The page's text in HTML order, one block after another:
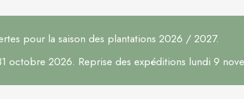
pour la saison des plantations 2026 / 2027.
octobre 2026. Reprise des expéditions lundi 9